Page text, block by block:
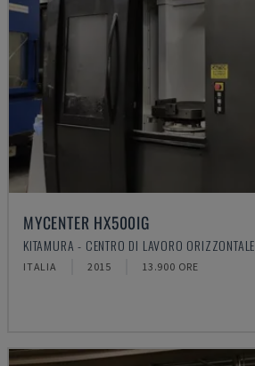
MYCENTER HX500IG
KITAMURA - CENTRO DI LAVORO ORIZZONTALE
ITALIA 2015 13.900 ORE